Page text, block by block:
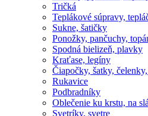
Tričká
Teplákové súpravy,
Sukne, šatičky
Ponožky, pančuchy,
Spodná bielizeň, plavky
Kraťase, legíny
Čiapočky, šatky,
Rukavice
Podbradníky
Oblečenie ku krstu, na
Svetríky, svetre